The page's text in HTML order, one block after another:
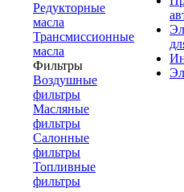
Редукторные
масла
Трансмиссионные
масла
Фильтры
Воздушные
фильтры
Масляные
фильтры
Салонные
фильтры
Топливные
фильтры